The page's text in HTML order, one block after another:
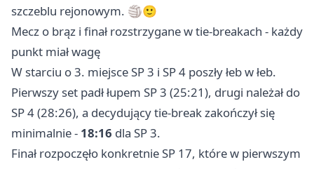
szczeblu rejonowym. 🏐🙂
Mecz o brąz i finał rozstrzygane w tie-breakach - każdy
punkt miał wagę
W starciu o 3. miejsce SP 3 i SP 4 poszły łeb w łeb.
Pierwszy set padł łupem SP 3 (25:21), drugi należał do
SP 4 (28:26), a decydujący tie-break zakończył się
minimalnie - 18:16 dla SP 3.
Finał rozpoczęło konkretnie SP 17, które w pierwszym